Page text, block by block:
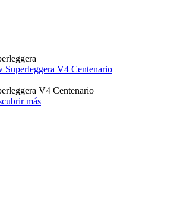
Superleggera V4 Centenario
V4 Centenario
más